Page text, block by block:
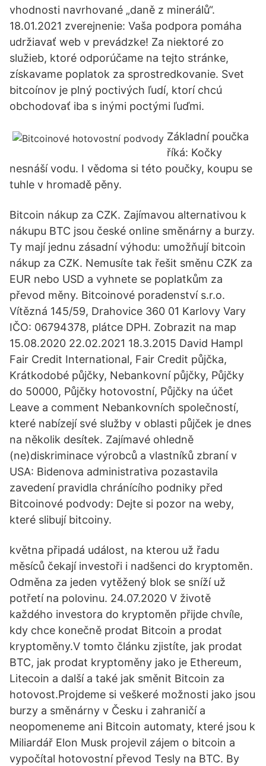
vhodnosti navrhované „daně z minerálů“.
18.01.2021 zverejnenie: Vaša podpora pomáha
udržiavať web v prevádzke! Za niektoré zo
služieb, ktoré odporúčame na tejto stránke,
získavame poplatok za sprostredkovanie. Svet
bitcoínov je plný poctivých ľudí, ktorí chcú
obchodovať iba s inými poctými ľuďmi.
Základní poučka
říká: Kočky
nesnáší vodu. I vědoma si této poučky, koupu se
tuhle v hromadě pěny.
Bitcoin nákup za CZK. Zajímavou alternativou k
nákupu BTC jsou české online směnárny a burzy.
Ty mají jednu zásadní výhodu: umožňují bitcoin
nákup za CZK. Nemusíte tak řešit směnu CZK za
EUR nebo USD a vyhnete se poplatkům za
převod měny. Bitcoinové poradenství s.r.o.
Vítězná 145/59, Drahovice 360 01 Karlovy Vary
IČO: 06794378, plátce DPH. Zobrazit na map
15.08.2020 22.02.2021 18.3.2015 David Hampl
Fair Credit International, Fair Credit půjčka,
Krátkodobé půjčky, Nebankovní půjčky, Půjčky
do 50000, Půjčky hotovostní, Půjčky na účet
Leave a comment Nebankovních společností,
které nabízejí své služby v oblasti půjček je dnes
na několik desítek. Zajímavé ohledně
(ne)diskriminace výrobců a vlastníků zbraní v
USA: Bidenova administrativa pozastavila
zavedení pravidla chránícího podniky před
Bitcoinové podvody: Dejte si pozor na weby,
které slibují bitcoiny.
května připadá událost, na kterou už řadu
měsíců čekají investoři i nadšenci do kryptoměn.
Odměna za jeden vytěžený blok se sníží už
potřetí na polovinu. 24.07.2020 V životě
každého investora do kryptoměn přijde chvíle,
kdy chce konečně prodat Bitcoin a prodat
kryptoměny.V tomto článku zjistíte, jak prodat
BTC, jak prodat kryptoměny jako je Ethereum,
Litecoin a další a také jak směnit Bitcoin za
hotovost.Projdeme si veškeré možnosti jako jsou
burzy a směnárny v Česku i zahraničí a
neopomeneme ani Bitcoin automaty, které jsou k
Miliardář Elon Musk projevil zájem o bitcoin a
vypočítal hotovostní převod Tesly na BTC. By